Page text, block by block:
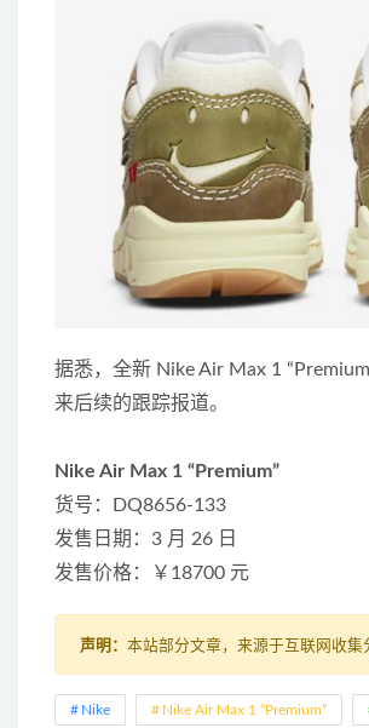
据悉，全新 Nike Air Max 1
来后续的跟踪报道。
Nike Air Max 1 “Premium”
货号：DQ8656-133
发售日期：3 月 26 日
发售价格：￥18700 元
声明： 本站部分文章，来源于互联网收
Nike Nike Air Max 1 “Premium”